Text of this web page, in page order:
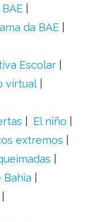
da BAE
Escolar
virtual
El niño
extremos
Bahia